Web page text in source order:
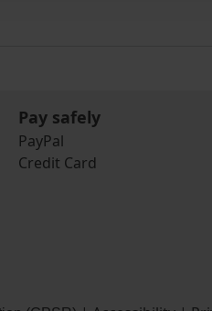
Pay safely
PayPal
Credit Card